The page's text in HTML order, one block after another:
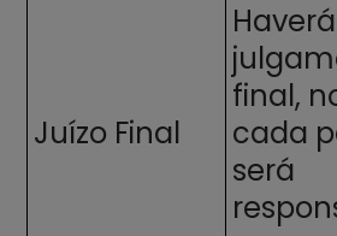
Juízo Final
final,
cada
será